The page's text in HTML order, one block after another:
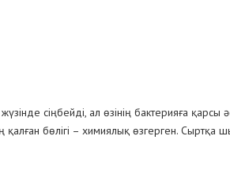
сіңбейді, ал өзінің бактерияға
бөлігі – химиялық өзгерген.